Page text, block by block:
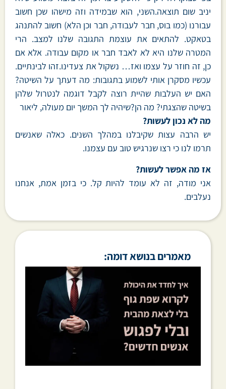
יניב שום תוצאה.השני, הוא שבמידה וזה מישהו שכן חשוב
עבורנו (כמו בוס, חבר לעבודה, חבר וכן הלא) חשוב להתנהג
בטאקט. להתאים את עוצמת התגובה שלנו למצב. הרי
המטרה שלנו היא לא לאבד חבר או מקום עבודה. אלא אם
כן, זה חוזר על עצמו ואז… נשקול את צעדינו.זהו לבינתיים.
עכשיו מסקרן אותי לשמוע בתגובות: מה דעתך על השיטה?
האם יש העלבות שהיית רוצה לקבל דוגמה לנטרול שלהן
בשיטה שהצגתי? מה הן?שיהיה לך המשך יום מעולה, ליאור
מה לא נכון לעשות?
יש הרבה עצות שקיבלנו במהלך השנים. כאלה שאנשים
תרמו לנו כי רצו שנרגיש טוב עם עצמנו.
אז מה אפשר לעשות?
אני מודה, זה לא עומד להיות קל. כי בזמן אמת, אנחנו
נעלבים.
מאמרים בנושא דומה: